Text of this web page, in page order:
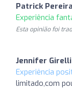
Patrick Pereira
Experiência
Esta opinião foi
Jennifer
Experiência
limitado,com